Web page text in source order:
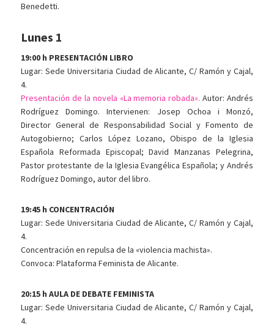
Benedetti.
Lunes 1
19:00 h PRESENTACIÓN LIBRO
Lugar: Sede Universitaria Ciudad de Alicante, C/ Ramón y Cajal,
4.
Presentación de la novela «La memoria robada». Autor: Andrés
Rodríguez Domingo. Intervienen: Josep Ochoa i Monzó,
Director General de Responsabilidad Social y Fomento de
Autogobierno; Carlos López Lozano, Obispo de la Iglesia
Española Reformada Episcopal; David Manzanas Pelegrina,
Pastor protestante de la Iglesia Evangélica Española; y Andrés
Rodríguez Domingo, autor del libro.
19:45 h CONCENTRACIÓN
Lugar: Sede Universitaria Ciudad de Alicante, C/ Ramón y Cajal,
4.
Concentración en repulsa de la «violencia machista».
Convoca: Plataforma Feminista de Alicante.
20:15 h AULA DE DEBATE FEMINISTA
Lugar: Sede Universitaria Ciudad de Alicante, C/ Ramón y Cajal,
4.